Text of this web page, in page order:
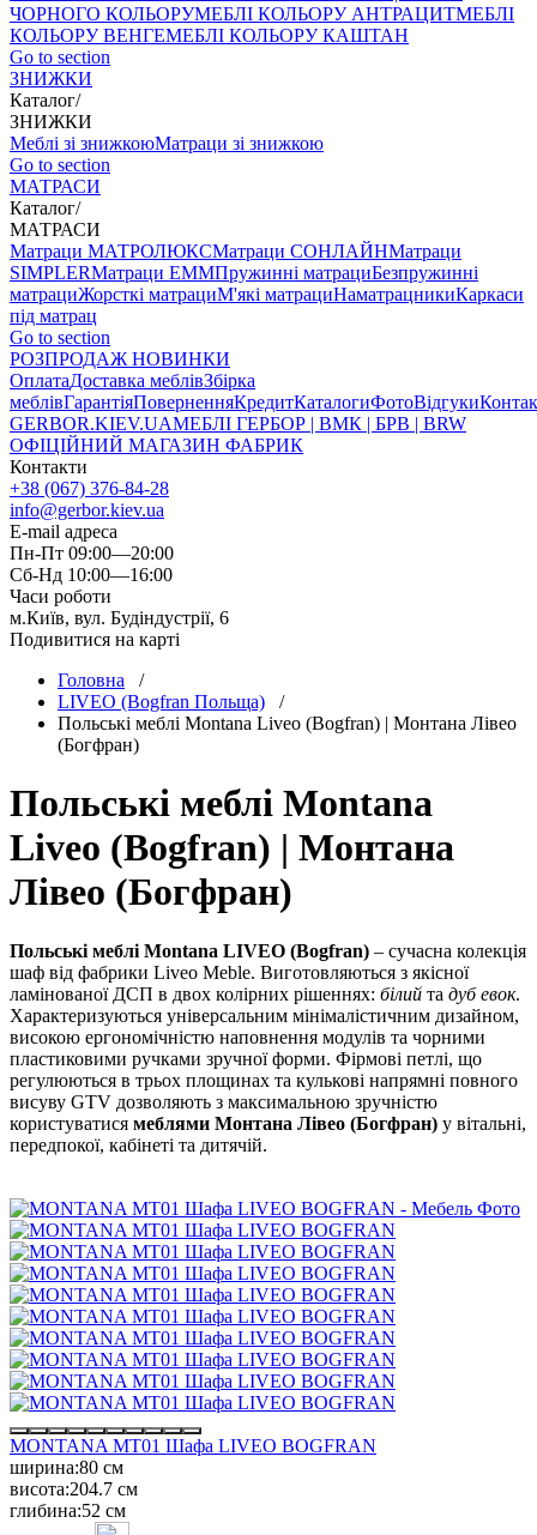
ЧОРНОГО КОЛЬОРУМЕБЛІ КОЛЬОРУ АНТРАЦИТМЕБЛІ
КОЛЬОРУ ВЕНГЕМЕБЛІ КОЛЬОРУ КАШТАН
Go to section
ЗНИЖКИ
Каталог/
ЗНИЖКИ
Меблі зі знижкоюМатраци зі знижкою
Go to section
МАТРАСИ
Каталог/
МАТРАСИ
Матраци МАТРОЛЮКСМатраци СОНЛАЙНМатраци
SIMPLERМатраци ЕММПружинні матрациБезпружинні
матрациЖорсткі матрациМ'які матрациНаматрацникиКаркаси
під матрац
Go to section
РОЗПРОДАЖ НОВИНКИ
ОплатаДоставка меблівЗбірка
меблівГарантіяПоверненняКредитКаталогиФотоВідгуки
GERBOR.KIEV.UAМЕБЛI ГЕРБОР | ВМК | БРВ | BRW
ОФІЦІЙНИЙ МАГАЗИН ФАБРИК
Контакти
+38 (067) 376-84-28
info@gerbor.kiev.ua
E-mail адреса
Пн-Пт 09:00—20:00
Сб-Нд 10:00—16:00
Часи роботи
м.Київ, вул. Будіндустрії, 6
Подивитися на карті
Головна /
LIVEO (Bogfran Польща) /
Польські меблі Montana Liveo (Bogfran) | Монтана Лівео
(Богфран)
Польські меблі Montana
Liveo (Bogfran) | Монтана
Лівео (Богфран)
Польські меблі Montana LIVEO (Bogfran) – сучасна колекція
шаф від фабрики Liveo Meble. Виготовляються з якісної
ламінованої ДСП в двох колірних рішеннях: білий та дуб евок.
Характеризуються універсальним мінімалістичним дизайном,
високою ергономічністю наповнення модулів та чорними
пластиковими ручками зручної форми. Фірмові петлі, що
регулюються в трьох площинах та кулькові напрямні повного
висуву GTV дозволяють з максимальною зручністю
користуватися меблями Монтана Лівео (Богфран) у вітальні,
передпокої, кабінеті та дитячій.
MONTANA MT01 Шафа LIVEO BOGFRAN
ширина:80 см
висота:204.7 см
глибина:52 см